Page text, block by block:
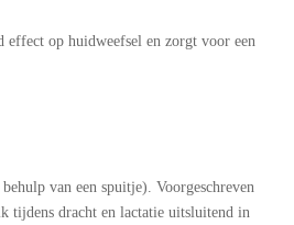
effect op huidweefsel en zorgt voor een
van een spuitje). Voorgeschreven
tijdens dracht en lactatie uitsluitend in